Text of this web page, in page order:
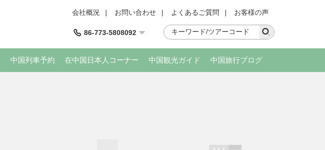
会社概況 | お問い合わせ | よくあるご質問 | お客様の声
86-773-5808092
中国列車予約 在中国日本人コーナー 中国観光ガイド 中国旅行ブログ